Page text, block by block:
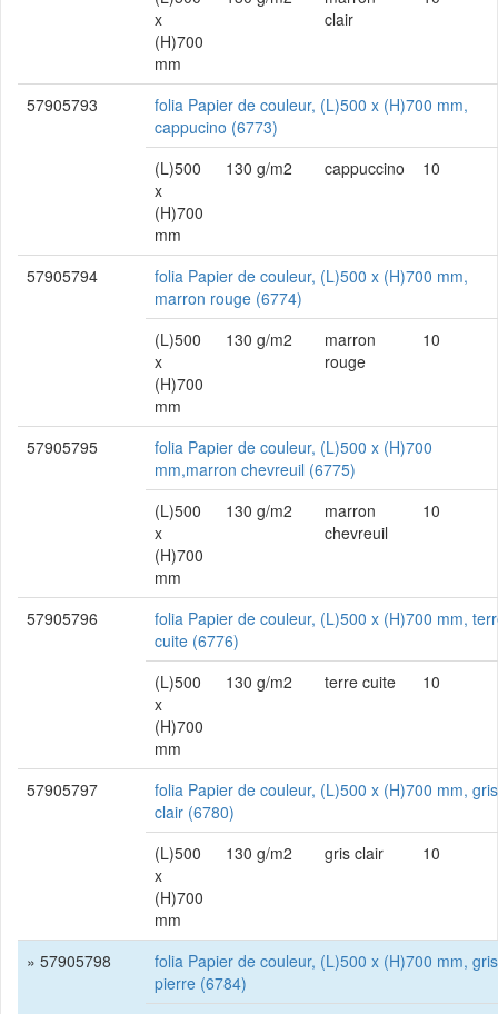
x
(H)700
mm
clair
57905793
folia Papier de couleur, (L)500 x (H)700 mm,
cappucino (6773)
(L)500
x
(H)700
mm
130 g/m2 cappuccino 10
57905794
folia Papier de couleur, (L)500 x (H)700 mm,
marron rouge (6774)
(L)500
x
(H)700
mm
130 g/m2
marron
rouge
10
57905795
folia Papier de couleur, (L)500 x (H)700
mm,marron chevreuil (6775)
(L)500
x
(H)700
mm
130 g/m2
marron
chevreuil
10
57905796
folia Papier de couleur, (L)500 x (H)700 mm,
cuite (6776)
(L)500
x
(H)700
mm
130 g/m2 terre cuite 10
57905797
folia Papier de couleur, (L)500 x (H)700 mm, gris
clair (6780)
(L)500
x
(H)700
mm
130 g/m2 gris clair 10
» 57905798
folia Papier de couleur, (L)500 x (H)700 mm, gris
pierre (6784)